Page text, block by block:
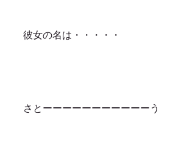
彼女の名は・・・・・
さとーーーーーーーーーーーう